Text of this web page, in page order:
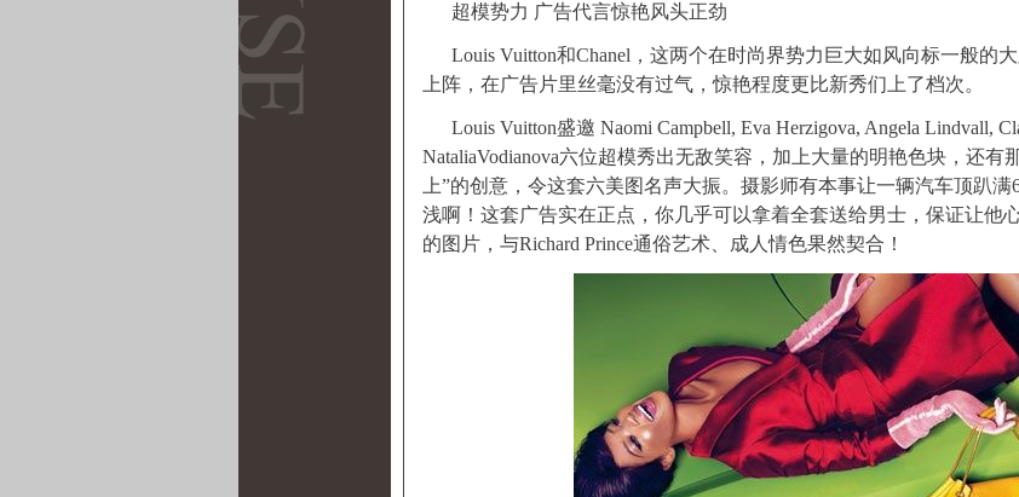
超模势力 广告代言惊艳风头正劲
Louis Vuitton和Chanel，这两个在时尚界势力巨大如风向标一般的
上阵，在广告片里丝毫没有过气，惊艳程度更比新秀们上了档次。
Louis Vuitton盛邀 Naomi Campbell, Eva Herzigova, Angela Lindvall,
NataliaVodianova六位超模秀出无敌笑容，加上大量的明艳色块，还有
上”的创意，令这套六美图名声大振。摄影师有本事让一辆汽车顶趴
浅啊！这套广告实在正点，你几乎可以拿着全套送给男士，保证让他
的图片，与Richard Prince通俗艺术、成人情色果然契合！